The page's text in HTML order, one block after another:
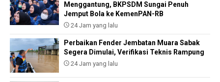
Menggantung, BKPSDM Sungai Penuh
Jemput Bola ke KemenPAN-RB
24 Jam yang lalu
Perbaikan Fender Jembatan Muara Sabak
Segera Dimulai, Verifikasi Teknis Rampung
24 Jam yang lalu